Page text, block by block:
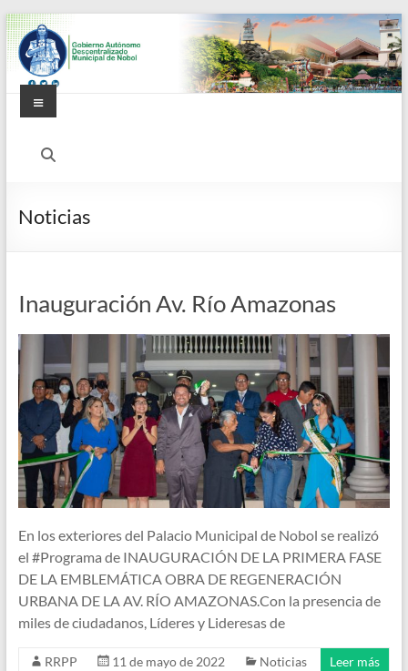
Saltar
al
contenido
Alcaldía
de
Menú
Noticias
Inauguración Av. Río Amazonas
En los exteriores del Palacio Municipal de Nobol se realizó
el #Programa de INAUGURACIÓN DE LA PRIMERA FASE
DE LA EMBLEMÁTICA OBRA DE REGENERACIÓN
URBANA DE LA AV. RÍO AMAZONAS.Con la presencia de
miles de ciudadanos, Líderes y Lideresas de
RRPP 11 de mayo de 2022 Noticias Leer más